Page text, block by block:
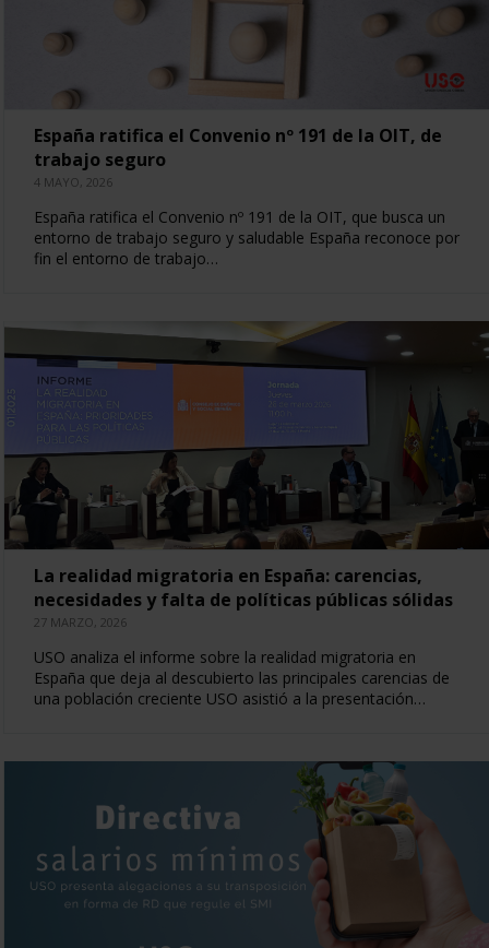
España ratifica el Convenio nº 191 de la OIT, de
trabajo seguro
4 MAYO, 2026
España ratifica el Convenio nº 191 de la OIT, que busca un
entorno de trabajo seguro y saludable España reconoce por
fin el entorno de trabajo…
La realidad migratoria en España: carencias,
necesidades y falta de políticas públicas sólidas
27 MARZO, 2026
USO analiza el informe sobre la realidad migratoria en
España que deja al descubierto las principales carencias de
una población creciente USO asistió a la presentación…